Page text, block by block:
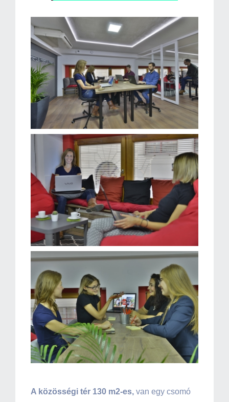
A közösségi tér 130 m2-es, van egy csomó